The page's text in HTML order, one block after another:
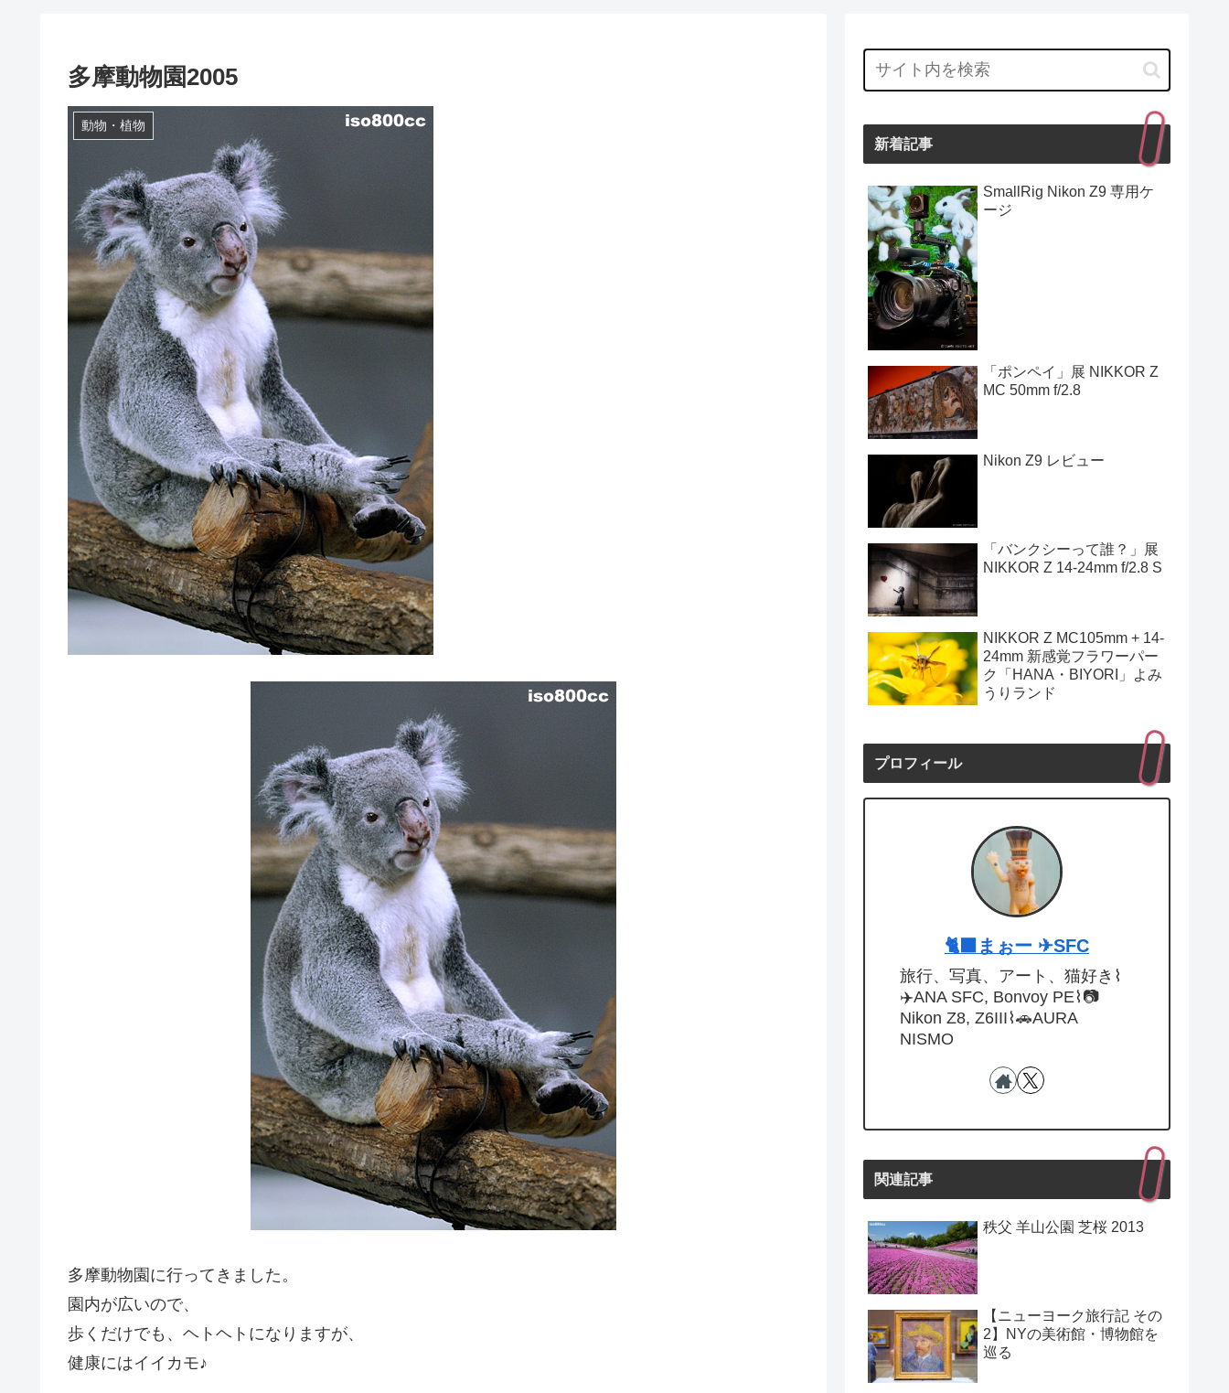
多摩動物園2005
動物・植物
多摩動物園に行ってきました。
園内が広いので、
歩くだけでも、ヘトヘトになりますが、
健康にはイイカモ♪
新着記事
SmallRig Nikon Z9 専用ケ
ージ
「ポンペイ」展 NIKKOR Z
MC 50mm f/2.8
Nikon Z9 レビュー
「バンクシーって誰？」展
NIKKOR Z 14-24mm f/2.8 S
NIKKOR Z MC105mm + 14-
24mm 新感覚フラワーパー
ク「HANA・BIYORI」よみ
うりランド
プロフィール
🐈‍⬛まぉー ✈︎SFC
旅行、写真、アート、猫好き⌇
✈️ANA SFC, Bonvoy PE⌇📷
Nikon Z8, Z6III⌇🚗AURA
NISMO
関連記事
秩父 羊山公園 芝桜 2013
【ニューヨーク旅行記 その
2】NYの美術館・博物館を
巡る